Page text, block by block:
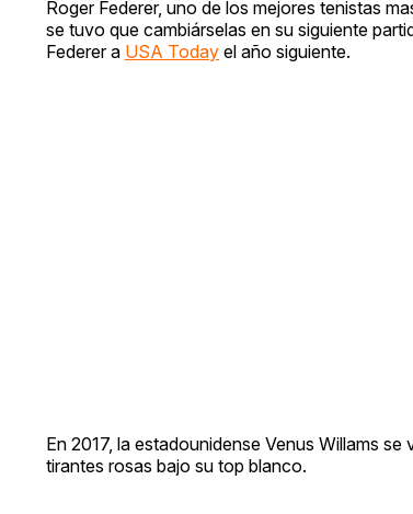
Roger Federer, uno de los mejores tenistas
se tuvo que cambiárselas en su siguiente
Federer a USA Today el año siguiente.
En 2017, la estadounidense Venus Willams
tirantes rosas bajo su top blanco.